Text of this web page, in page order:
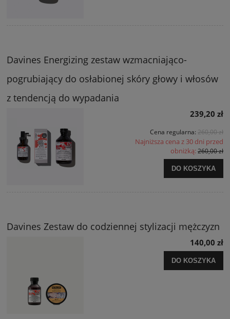
Davines Energizing zestaw wzmacniająco-
pogrubiający do osłabionej skóry głowy i włosów
z tendencją do wypadania
239,20 zł
Cena regularna: 260,00 zł
Najniższa cena z 30 dni przed
obniżką:260,00 zł
DO KOSZYKA
Davines Zestaw do codziennej stylizacji mężczyzn
140,00 zł
DO KOSZYKA